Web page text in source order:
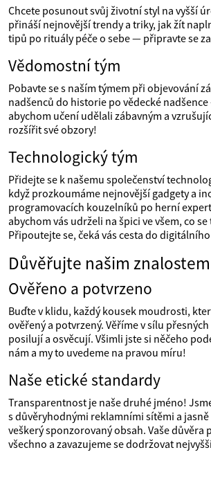
Chcete posunout svůj životní styl na vyšší
přináší nejnovější trendy a triky, jak žít
tipů po rituály péče o sebe — připravte se
Vědomostní tým
Pobavte se s naším týmem při objevování
nadšenců do historie po vědecké
abychom učení udělali zábavným a
rozšířit své obzory!
Technologický tým
Přidejte se k našemu společenství
když prozkoumáme nejnovější gadgety a
programovacích kouzelníků po herní
abychom vás udrželi na špici ve všem, co
Připoutejte se, čeká vás cesta do
Důvěřujte našim znalostem
Ověřeno a potvrzeno
Buďte v klidu, každý kousek moudrosti,
ověřený a potvrzený. Věříme v sílu
posilují a osvěcují. Všimli jste si něčeho
nám a my to uvedeme na pravou míru!
Naše etické standardy
Transparentnost je naše druhé jméno!
s důvěryhodnými reklamními sítěmi a
veškerý sponzorovaný obsah. Vaše důvěra
všechno a zavazujeme se dodržovat